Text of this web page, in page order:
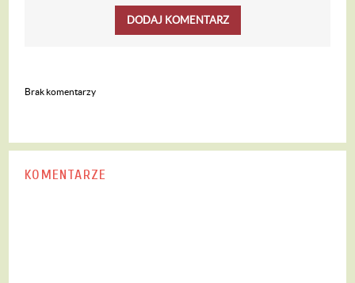
DODAJ KOMENTARZ
Brak komentarzy
KOMENTARZE